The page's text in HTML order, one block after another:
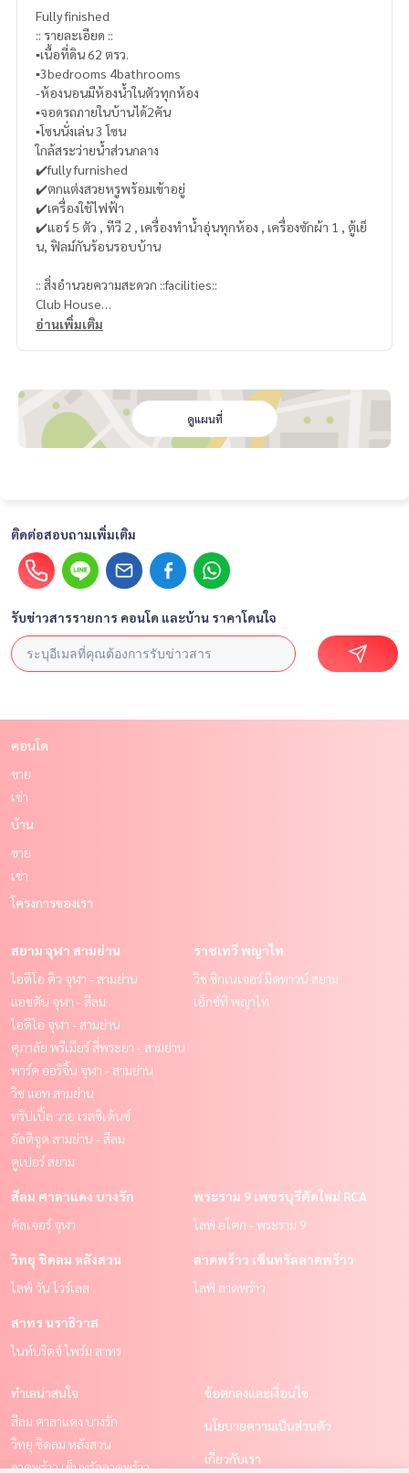
Fully finished
:: รายละเอียด ::
▪️เนื้อที่ดิน 62 ตรว.
▪️3bedrooms 4bathrooms
-ห้องนอนมีห้องน้ำในตัวทุกห้อง
▪️จอดรถภายในบ้านได้2คัน
▪️โซนนั่งเล่น 3 โซน
ใกล้สระว่ายน้ำส่วนกลาง
✔️fully furnished
✔️ตกแต่งสวยหรูพร้อมเข้าอยู่
✔️เครื่องใช้ไฟฟ้า
✔️แอร์ 5 ตัว , ทีวี 2 , เครื่องทำน้ำอุ่นทุกห้อง , เครื่องซักผ้า 1 , ตู้เย็
น, ฟิลม์กันร้อนรอบบ้าน
:: สิ่งอำนวยความสะดวก ::facilities::
Club House
swimming pool
สถานที่ใกล้เคียง nearby places
** Central Village
** Verso International School
** Thai-Chinese Hero School
** Huachiew University
อ่านเพิ่มเติม
ดูแผนที่
ติดต่อสอบถามเพิ่มเติม
รับข่าวสารรายการ คอนโด และบ้าน ราคาโดนใจ
คอนโด
ขาย
เช่า
บ้าน
ขาย
เช่า
โครงการของเรา
สยาม จุฬา สามย่าน
ไอดีโอ คิว จุฬา - สามย่าน
แอชตัน จุฬา - สีลม
ไอดีโอ จุฬา - สามย่าน
ศุภาลัย พรีเมียร์ สี่พระยา - สามย่าน
พาร์ค ออริจิ้น จุฬา - สามย่าน
วิช แอท สามย่าน
ทริปเปิ้ล วาย เรสซิเด้นซ์
อัลติจูด สามย่าน - สีลม
คูเปอร์ สยาม
ราชเทวี พญาไท
วิช ซิกเนเจอร์ มิดทาวน์ สยาม
เอ็กซ์ที พญาไท
สีลม ศาลาแดง บางรัก
คัลเจอร์ จุฬา
พระราม 9 เพชรบุรีตัดใหม่ RCA
ไลฟ์ อโศก - พระราม 9
วิทยุ ชิดลม หลังสวน
ไลฟ์ วัน ไวร์เลส
ลาดพร้าว เซ็นทรัลลาดพร้าว
ไลฟ์ ลาดพร้าว
สาทร นราธิวาส
ไนท์บริดจ์ ไพร์ม สาทร
ทำเลน่าสนใจ
สีลม ศาลาแดง บางรัก
วิทยุ ชิดลม หลังสวน
ลาดพร้าว เซ็นทรัลลาดพร้าว
ข้อตกลงและเงื่อนไข
นโยบายความเป็นส่วนตัว
เกี่ยวกับเรา